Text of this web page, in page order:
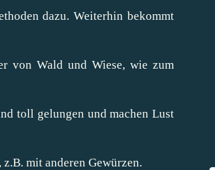
dazu. Weiterhin bekommt
von Wald und Wiese, wie zum
toll gelungen und machen Lust
mit anderen Gewürzen.